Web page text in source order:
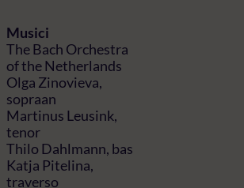
Musici
The Bach Orchestra
of the Netherlands
Olga Zinovieva,
sopraan
Martinus Leusink,
tenor
Thilo Dahlmann, bas
Katja Pitelina,
traverso